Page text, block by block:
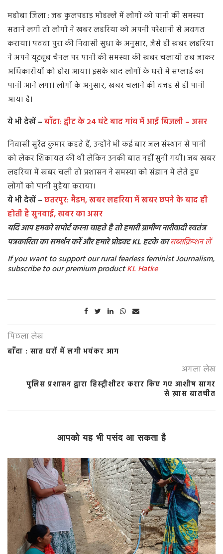
महोबा जिला : जब कुलपहाड़ मोहल्ले में लोगों को पानी की समस्या
सताने लगी तो लोगों ने खबर लहरिया को अपनी परेशानी से अवगत
कराया। पठवा पुरा की निवासी सुधा के अनुसार, जैसे ही खबर लहरिया
ने अपने यूट्यूब चैनल पर पानी की समस्या की खबर चलायी तब जाकर
अधिकारीयों को होश आया। इसके बाद लोगों के घरों में सप्लाई का
पानी आने लगा। लोगों के अनुसार, खबर चलाने की वजह से ही पानी
आया है।
ये भी देखें –बाँदा: ट्वीट के 24 घंटे बाद गांव में आई बिजली – असर
निवासी सुरेंद्र कुमार कहते हैं, उन्होंने भी कई बार जल संस्थान से पानी
को लेकर शिकायत की थी लेकिन उनकी बात नहीं सुनी गयी। जब खबर
लहरिया में खबर चली तो प्रशासन ने समस्या को संज्ञान में लेते हुए
लोगों को पानी मुहैया कराया।
ये भी देखें –छतरपुर: मैडम, खबर लहरिया में खबर छपने के बाद ही
होती है सुनवाई, खबर का असर
यदि आप हमको सपोर्ट करना चाहते है तो हमारी ग्रामीण नारीवादी स्वतंत्र
पत्रकारिता का समर्थन करें और हमारे प्रोडक्ट KL हटके कासब्सक्रिप्शन लें
If you want to support our rural fearless feminist Journalism,
subscribe to our premium productKL Hatke
पिछला लेख
बाँदा : सात घरों में लगी भयंकर आग
अगला लेख
पुलिस प्रशासन द्वारा हिस्ट्रीशीटर करार किए गए आशीष सागर
से ख़ास बातचीत
आपको यह भी पसंद आ सकता है